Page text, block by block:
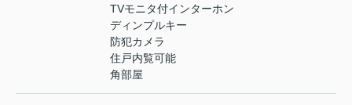
TVモニタ付インターホン
ディンプルキー
防犯カメラ
住戸内覧可能
角部屋